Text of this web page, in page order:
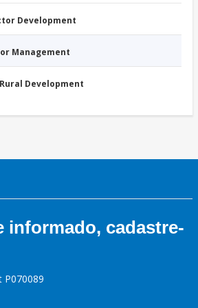
Development
Management
Development
informado, cadastre-
P070089